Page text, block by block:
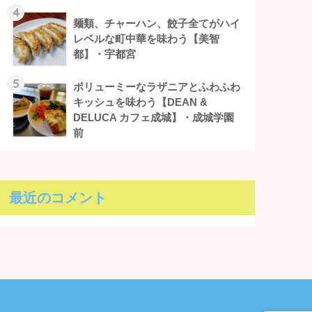
4
麺類、チャーハン、餃子全てがハイ
レベルな町中華を味わう【美智
都】・宇都宮
5
ボリューミーなラザニアとふわふわ
キッシュを味わう【DEAN &
DELUCA カフェ成城】・成城学園
前
最近のコメント